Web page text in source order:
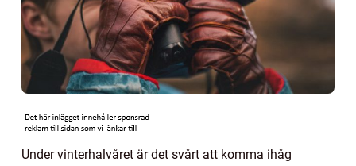
Under vinterhalvåret är det svårt att komma ihåg